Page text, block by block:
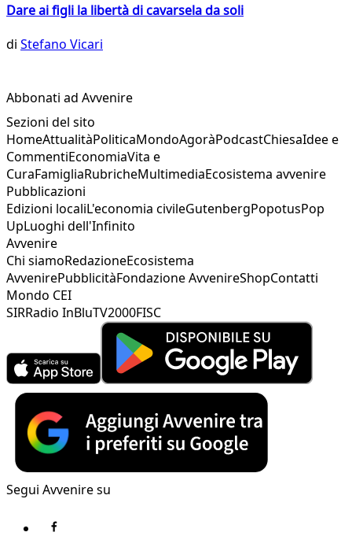
Dare ai figli la libertà di cavarsela da soli
di Stefano Vicari
Abbonati ad Avvenire
Sezioni del sito
HomeAttualitàPoliticaMondoAgoràPodcastChiesaIdee e
CommentiEconomiaVita e
CuraFamigliaRubricheMultimediaEcosistema avvenire
Pubblicazioni
Edizioni localiL'economia civileGutenbergPopotusPop
UpLuoghi dell'Infinito
Avvenire
Chi siamoRedazioneEcosistema
AvvenirePubblicitàFondazione AvvenireShopContatti
Mondo CEI
SIRRadio InBluTV2000FISC
Segui Avvenire su